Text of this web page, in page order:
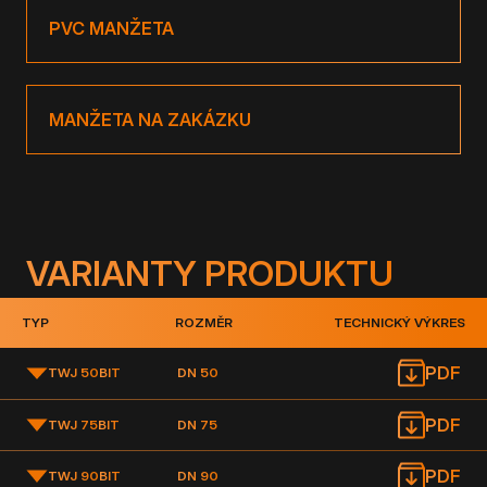
PVC MANŽETA
MANŽETA NA ZAKÁZKU
VARIANTY PRODUKTU
TYP ROZMĚR TECHNICKÝ VÝKRES
TWJ 50BIT DN 50 PDF
TWJ 75BIT DN 75 PDF
TWJ 90BIT DN 90 PDF